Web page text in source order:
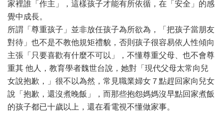
家裡誰「作主」，這樣孩子才能有所依循，在「安全」的感
覺中成長。
所謂「尊重孩子」並非放任孩子為所欲為，「把孩子當朋友
對待」也不是不教他規矩禮貌，否則孩子很容易依人性傾向
主張「只要喜歡有什麼不可以」，不懂尊重父母、也不會尊
重其 他人，教育學者魏世台說，她對「現代父母太常向兒
女說抱歉，」很不以為然，常見職業婦女７點趕回家向兒女
說「抱歉，還沒煮晚飯」，而那些抱怨媽媽沒早點回家煮飯
的孩子都已十歲以上，還在看電視不懂做家事。